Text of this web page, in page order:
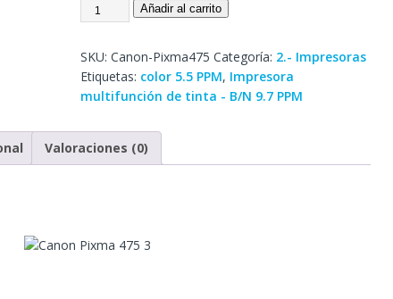
Añadir al carrito
SKU: Canon-Pixma475 Categoría: 2.- Impresoras
Etiquetas: color 5.5 PPM, Impresora
multifunción de tinta - B/N 9.7 PPM
Valoraciones (0)